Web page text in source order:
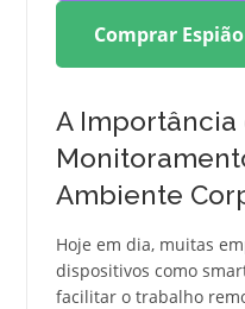
Comprar Espião
A Importância
Ambiente
Hoje em dia, muitas
dispositivos como
facilitar o trabalho